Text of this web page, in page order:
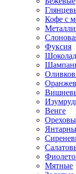
Кофе с
Фуксия
Шоколад
Венге
Мятные